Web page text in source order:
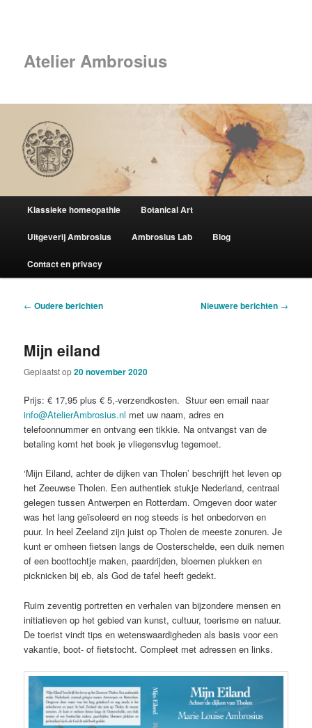
inhoud
inhoudAtelier Ambrosius
Klassieke homeopathie Botanical Art
Uitgeverij Ambrosius Ambrosius Lab Blog
Contact en privacy
Berichtnavigatie
← Oudere berichten Nieuwere berichten →
Mijn eiland
Geplaatst op20 november 2020
Prijs: € 17,95 plus € 5,-verzendkosten. Stuur een email naar
info@AtelierAmbrosius.nl met uw naam, adres en
telefoonnummer en ontvang een tikkie. Na ontvangst van de
betaling komt het boek je vliegensvlug tegemoet.
‘Mijn Eiland, achter de dijken van Tholen’ beschrijft het leven op
het Zeeuwse Tholen. Een authentiek stukje Nederland, centraal
gelegen tussen Antwerpen en Rotterdam. Omgeven door water
was het lang geïsoleerd en nog steeds is het onbedorven en
puur. In heel Zeeland zijn juist op Tholen de meeste zonuren. Je
kunt er omheen fietsen langs de Oosterschelde, een duik nemen
of een boottochtje maken, paardrijden, bloemen plukken en
picknicken bij eb, als God de tafel heeft gedekt.
Ruim zeventig portretten en verhalen van bijzondere mensen en
initiatieven op het gebied van kunst, cultuur, toerisme en natuur.
De toerist vindt tips en wetenswaardigheden als basis voor een
vakantie, boot- of fietstocht. Compleet met adressen en links.